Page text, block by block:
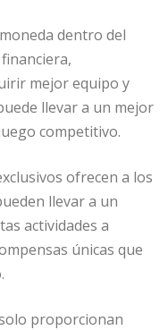
dentro del
mejor equipo y
llevar a un mejor
competitivo.
ofrecen a los
llevar a un
actividades a
únicas que
proporcionan